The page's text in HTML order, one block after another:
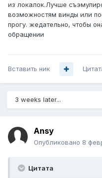
из локалок.Лучше
возможностям винды или
прогу. жедательно, чтобы
обращении
Вставить ник
3 weeks later...
Ansy
Опубликовано 8
Цитата